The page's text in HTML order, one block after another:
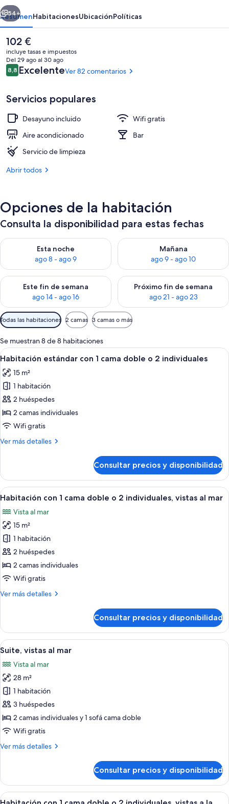
Desayuno bufé gratuito y diario
Siguiente
54+
ResumenHabitacionesUbicaciónPolíticas
El
precio
actual
es
de
102 €
incluye tasas e impuestos
Del 29 ago al 30 ago
Comentarios
8,88,8 de 10
ExcelenteVer 82 comentarios
Servicios populares
Desayuno incluido
Wifi gratis
Aire acondicionado
Bar
Servicio de limpieza
Abrir todos
Opciones de la habitación
Consulta la disponibilidad para estas fechas
Esta noche
ago 8 - ago 9
Consulta la disponibilidad para esta noche, ago 8 - ago 9
Mañana
ago 9 - ago 10
Consulta la disponibilidad
Este fin de semana
ago 14 - ago 16
Consulta la disponibilidad para este fin de semana, ago 14 -
Próximo fin de semana
ago 21 - ago 23
Consulta la disponibilidad
Filtros
disponibles
para
las
habitaciones
Todas las habitaciones 2 camas 3 camas o más
Se muestran 8 de 8 habitaciones
Abrir
todas
las
fotos
de
Habitación
estándar
1
o
2
Una habitación de hotel con una
4
Habitación estándar con 1 cama doble o 2 individuales
15 m²
1 habitación
2 huéspedes
2 camas individuales
Wifi gratis
Ver más detalles
Más
estándar
con
1
doble
o
2
individuales
Consultar precios y disponibilidad
Abrir
todas
las
fotos
de
Habitación
con
1
doble
individuales,
vistas
al
mar
Habitación de hotel con cama,
7
Habitación con 1 cama doble o 2 individuales, vistas al mar
Vista al mar
15 m²
1 habitación
2 huéspedes
2 camas individuales
Wifi gratis
Ver más detalles
Más
con
cama
o
2
individuales,
vistas
al
mar
Consultar precios y disponibilidad
Abrir
todas
las
fotos
de
Suite,
vistas
al
Una habitación de hotel con cama,
7
Suite, vistas al mar
Vista al mar
28 m²
1 habitación
3 huéspedes
2 camas individuales y 1 sofá cama doble
Wifi gratis
Ver más detalles
Más
vistas
al
mar
Consultar precios y disponibilidad
Abrir
Habitación de hotel con una cama
7